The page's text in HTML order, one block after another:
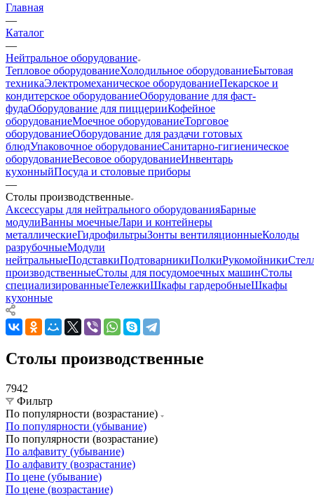
Главная
—
Каталог
—
Нейтральное оборудование
Тепловое оборудованиеХолодильное оборудованиеБытовая
техникаЭлектромеханическое оборудованиеПекарское и
кондитерское оборудованиеОборудование для фаст-
фудаОборудование для пиццерииКофейное
оборудованиеМоечное оборудованиеТорговое
оборудованиеОборудование для раздачи готовых
блюдУпаковочное оборудованиеСанитарно-гигиеническое
оборудованиеВесовое оборудованиеИнвентарь
кухонныйПосуда и столовые приборы
—
Столы производственные
Аксессуары для нейтрального оборудованияБарные
модулиВанны моечныеЛари и контейнеры
металлическиеГидрофильтрыЗонты вентиляционныеКолоды
разрубочныеМодули
нейтральныеПодставкиПодтоварникиПолкиРукомойники
производственныеСтолы для посудомоечных машинСтолы
специализированныеТележкиШкафы гардеробныеШкафы
кухонные
Столы производственные
7942
Фильтр
По популярности (возрастание)
По популярности (убывание)
По популярности (возрастание)
По алфавиту (убывание)
По алфавиту (возрастание)
По цене (убывание)
По цене (возрастание)